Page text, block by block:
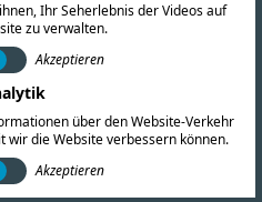
Link kopieren
Ihr Seherlebnis der Videos auf
zu verwalten.
Akzeptieren
über den Website-Verkehr
die Website verbessern können.
Akzeptieren